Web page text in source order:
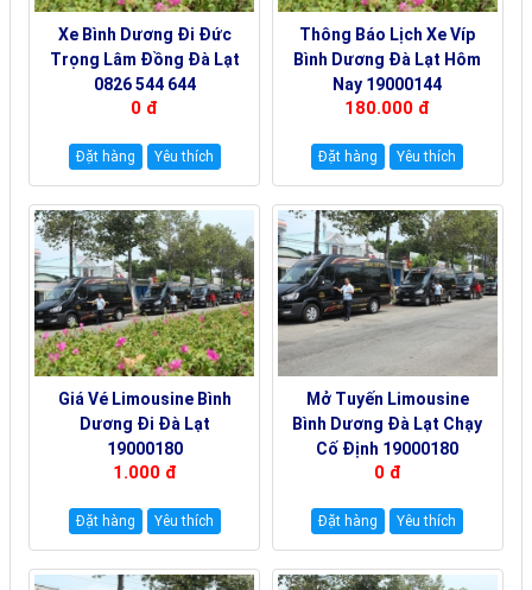
Xe Bình Dương Đi Đức
Trọng Lâm Đồng Đà Lạt
0826 544 644
0 đ
Đặt hàng Yêu thích
Thông Báo Lịch Xe Víp
Bình Dương Đà Lạt Hôm
Nay 19000144
180.000 đ
Đặt hàng Yêu thích
Giá Vé Limousine Bình
Dương Đi Đà Lạt
19000180
1.000 đ
Đặt hàng Yêu thích
Mở Tuyến Limousine
Bình Dương Đà Lạt Chạy
Cố Định 19000180
0 đ
Đặt hàng Yêu thích